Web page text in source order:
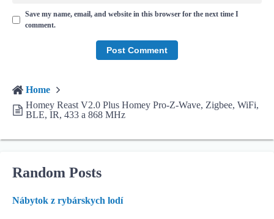
Save my name, email, and website in this browser for the next time I
comment.
Home
Homey Reast V2.0 Plus Homey Pro-Z-Wave, Zigbee, WiFi,
BLE, IR, 433 a 868 MHz
Random Posts
Nábytok z rybárskych lodí